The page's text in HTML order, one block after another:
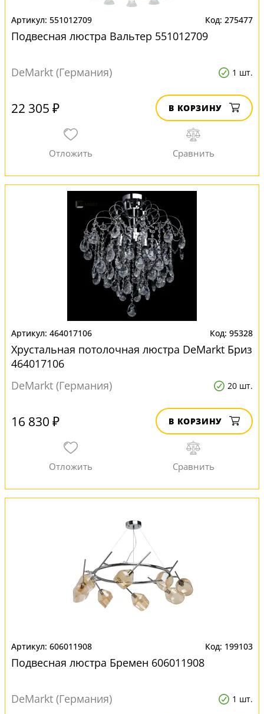
551012709 275477
Подвесная люстра Вальтер 551012709
DeMarkt (Германия) 1 шт.
22 305 ₽ В КОРЗИНУ
464017106 95328
Хрустальная потолочная люстра DeMarkt Бриз
464017106
DeMarkt (Германия)
20 шт.
16 830 ₽ В КОРЗИНУ
606011908 199103
Подвесная люстра Бремен 606011908
DeMarkt (Германия) 1 шт.